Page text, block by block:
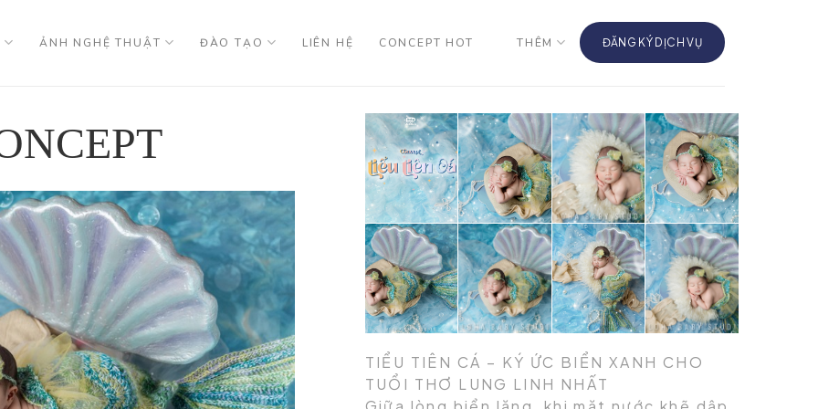
ẢNH NGHỆ THUẬT ĐÀO TẠO LIÊN HỆ CONCEPT HOT THÊM ĐĂNG KÝ DỊCH VỤ
TIỂU TIÊN CÁ – KÝ ỨC BIỂN XANH CHO
TUỔI THƠ LUNG LINH NHẤT